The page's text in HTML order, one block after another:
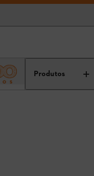
Produtos